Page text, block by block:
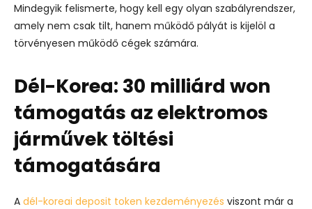
Mindegyik felismerte, hogy kell egy olyan szabályrendszer,
amely nem csak tilt, hanem működő pályát is kijelöl a
törvényesen működő cégek számára.
Dél-Korea: 30 milliárd won
támogatás az elektromos
járművek töltési
támogatására
A dél-koreai deposit token kezdeményezés viszont már a